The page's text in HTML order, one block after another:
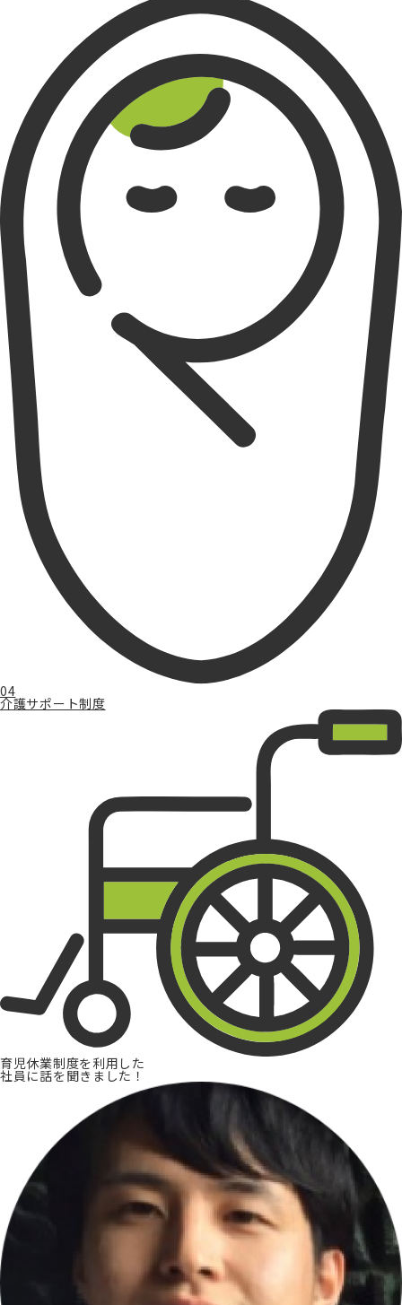
04
介護サポート制度
育児休業制度を利用した
社員に話を聞きました！